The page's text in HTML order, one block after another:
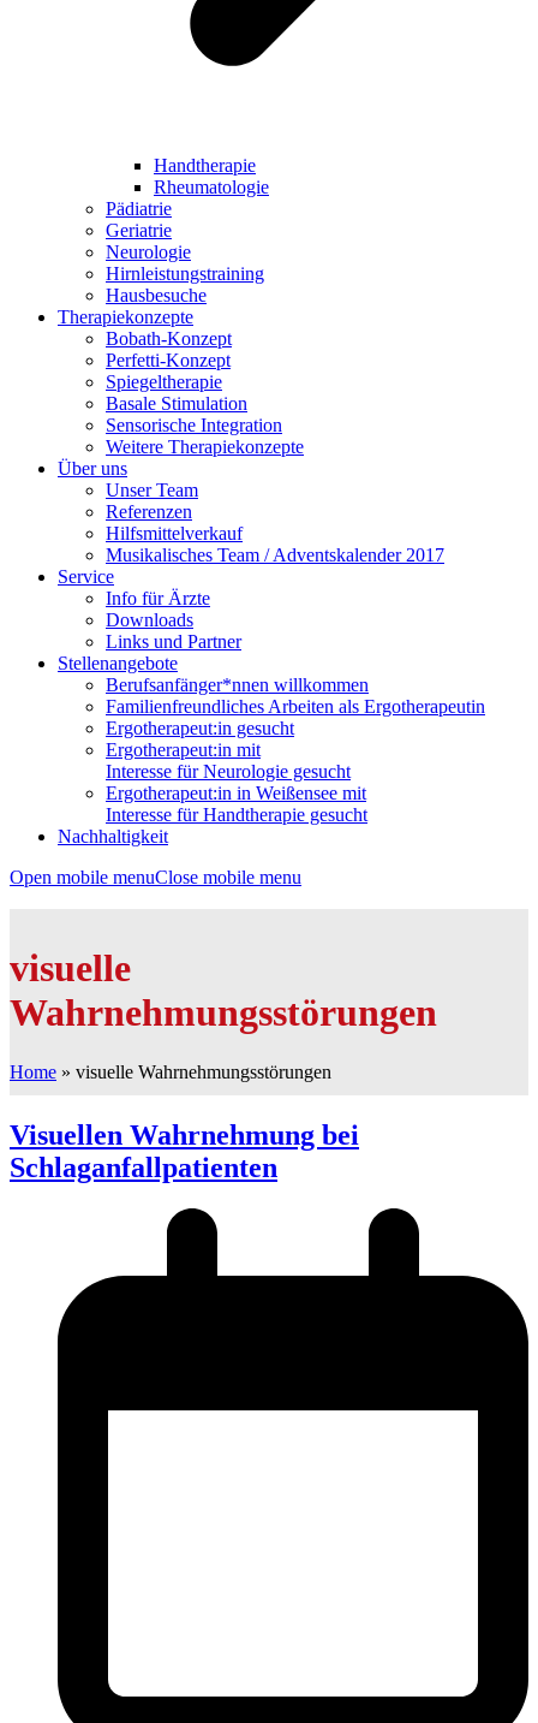
Handtherapie
Rheumatologie
Pädiatrie
Geriatrie
Neurologie
Hirnleistungstraining
Hausbesuche
Therapiekonzepte
Bobath-Konzept
Perfetti-Konzept
Spiegeltherapie
Basale Stimulation
Sensorische Integration
Weitere Therapiekonzepte
Über uns
Unser Team
Referenzen
Hilfsmittelverkauf
Musikalisches Team / Adventskalender 2017
Service
Info für Ärzte
Downloads
Links und Partner
Stellenangebote
Berufsanfänger*nnen willkommen
Familienfreundliches Arbeiten als Ergotherapeutin
Ergotherapeut:in gesucht
Ergotherapeut:in mit
Interesse für Neurologie gesucht
Ergotherapeut:in in Weißensee mit
Interesse für Handtherapie gesucht
Nachhaltigkeit
Open mobile menuClose mobile menu
visuelle
Wahrnehmungsstörungen
Home » visuelle Wahrnehmungsstörungen
Visuellen Wahrnehmung bei
Schlaganfallpatienten